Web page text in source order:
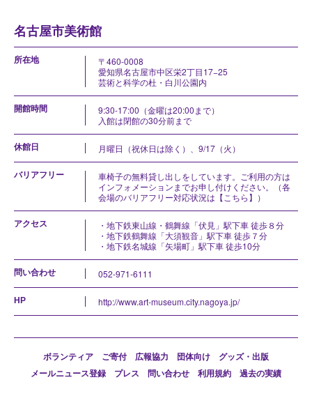
ル、東京
名古屋市美術館
所在地
〒460-0008
愛知県名古屋市中区栄2丁目17−25
芸術と科学の杜・白川公園内
開館時間
9:30-17:00（金曜は20:00まで）
入館は閉館の30分前まで
休館日 月曜日（祝休日は除く）、9/17（火）
バリアフリー
車椅子の無料貸し出しをしています。ご利用の方は
インフォメーションまでお申し付けください。（各
会場のバリアフリー対応状況は 【こちら】 ）
アクセス
・地下鉄東山線・鶴舞線「伏見」駅下車 徒歩８分
・地下鉄鶴舞線「大須観音」駅下車 徒歩７分
・地下鉄名城線「矢場町」駅下車 徒歩10分
問い合わせ 052-971-6111
HP http://www.art-museum.city.nagoya.jp/
ボランティア ご寄付 広報協力 団体向け
グッズ・出版
メールニュース登録
プレス 問い合わせ 利用規約 過去の実績